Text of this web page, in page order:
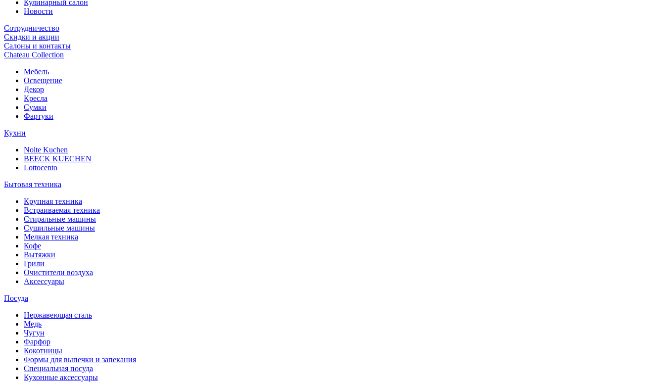
Кулинарный салон
Новости
Сотрудничество
Скидки и акции
Салоны и контакты
Chateau Collection
Мебель
Освещение
Декор
Кресла
Сумки
Фартуки
Кухни
Nolte Kuchen
BEECK KUECHEN
Lottocento
Бытовая техника
Крупная техника
Встраиваемая техника
Стиральные машины
Сушильные машины
Мелкая техника
Кофе
Вытяжки
Грили
Очистители воздуха
Аксессуары
Посуда
Нержавеющая сталь
Медь
Чугун
Фарфор
Кокотницы
Формы для выпечки и запекания
Специальная посуда
Кухонные аксессуары